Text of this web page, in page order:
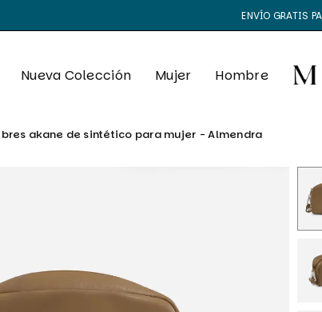
ENVÍO GRATIS
Nueva Colección Mujer Hombre
akane de sintético para mujer - Almendra